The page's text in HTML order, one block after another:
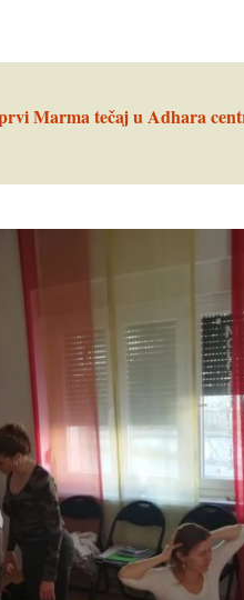
Marma tečaj u Adhara